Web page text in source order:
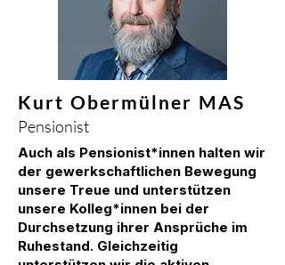
Kurt Obermülner MAS
Pensionist
Auch als Pensionist*innen halten wir
der gewerkschaftlichen Bewegung
unsere Treue und unterstützen
unsere Kolleg*innen bei der
Durchsetzung ihrer Ansprüche im
Ruhestand. Gleichzeitig